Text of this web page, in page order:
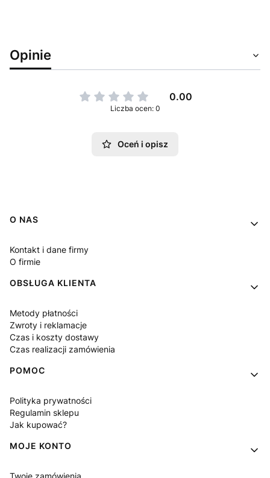
Opinie
0.00
Liczba ocen: 0
Oceń i opisz
Linki w stopce
O NAS
Kontakt i dane firmy
O firmie
OBSŁUGA KLIENTA
Metody płatności
Zwroty i reklamacje
Czas i koszty dostawy
Czas realizacji zamówienia
POMOC
Polityka prywatności
Regulamin sklepu
Jak kupować?
MOJE KONTO
Twoje zamówienia